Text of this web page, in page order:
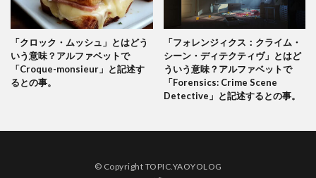
「クロック・ムッシュ」とはどう
いう意味？アルファベットで
「Croque-monsieur」と記述す
るとの事。
「フォレンジィクス：クライム・
シーン・ディテクティヴ」とはど
ういう意味？アルファベットで
「Forensics: Crime Scene
Detective」と記述するとの事。
© Copyright TOPIC.YAOYOLOG